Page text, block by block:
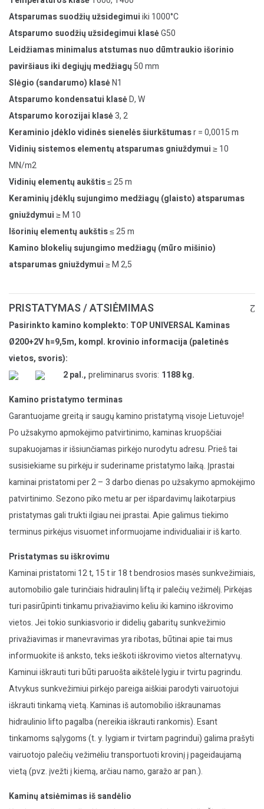
Atsparumas suodžių užsidegimuiiki 1000°C
Atsparumo suodžių užsidegimui klasėG50
Leidžiamas minimalus atstumas nuo dūmtraukio išorinio
paviršiaus iki degiųjų medžiagų 50 mm
Slėgio (sandarumo) klasėN1
Atsparumo kondensatui klasėD, W
Atsparumo korozijai klasė3, 2
Keraminio įdėklo vidinės sienelės šiurkštumasr = 0,0015 m
Vidinių sistemos elementų atsparumas gniuždymui≥ 10
MN/m2
Vidinių elementų aukštis≤ 25 m
Keraminių įdėklų sujungimo medžiagų (glaisto) atsparumas
gniuždymui≥ M 10
Išorinių elementų aukštis≤ 25 m
Kamino blokelių sujungimo medžiagų (mūro mišinio)
atsparumas gniuždymui≥ M 2,5
PRISTATYMAS / ATSIĖMIMAS
Pasirinkto kamino komplekto: TOP UNIVERSAL Kaminas
Ø200+2V h=9,5m, kompl. krovinio informacija (paletinės
vietos, svoris):
2 pal., preliminarus svoris: 1188 kg.
Kamino pristatymo terminas
Garantuojame greitą ir saugų kamino pristatymą visoje Lietuvoje!
Po užsakymo apmokėjimo patvirtinimo, kaminas kruopščiai
supakuojamas ir išsiunčiamas pirkėjo nurodytu adresu. Prieš tai
susisiekiame su pirkėju ir suderiname pristatymo laiką. Įprastai
kaminai pristatomi per 2 – 3 darbo dienas po užsakymo apmokėjimo
patvirtinimo. Sezono piko metu ar per išpardavimų laikotarpius
pristatymas gali trukti ilgiau nei įprastai. Apie galimus tiekimo
terminus pirkėjus visuomet informuojame individualiai ir iš karto.
Pristatymas su iškrovimu
Kaminai pristatomi 12 t, 15 t ir 18 t bendrosios masės sunkvežimiais,
automobilio gale turinčiais hidraulinį liftą ir palečių vežimėlį. Pirkėjas
turi pasirūpinti tinkamu privažiavimo keliu iki kamino iškrovimo
vietos. Jei tokio sunkiasvorio ir didelių gabaritų sunkvežimio
privažiavimas ir manevravimas yra ribotas, būtinai apie tai mus
informuokite iš anksto, teks ieškoti iškrovimo vietos alternatyvų.
Kaminui iškrauti turi būti paruošta aikštelė lygiu ir tvirtu pagrindu.
Atvykus sunkvežimiui pirkėjo pareiga aiškiai parodyti vairuotojui
iškrauti tinkamą vietą. Kaminas iš automobilio iškraunamas
hidraulinio lifto pagalba (nereikia iškrauti rankomis). Esant
tinkamoms sąlygoms (t. y. lygiam ir tvirtam pagrindui) galima prašyti
vairuotojo palečių vežimėliu transportuoti krovinį į pageidaujamą
vietą (pvz. įvežti į kiemą, arčiau namo, garažo ar pan.).
Kaminų atsiėmimas iš sandėlio